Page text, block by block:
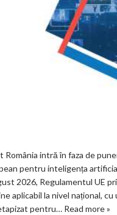
România intră în faza de
pentru inteligența
2026, Regulamentul UE
aplicabil la nivel național, cu
pentru… Read more »